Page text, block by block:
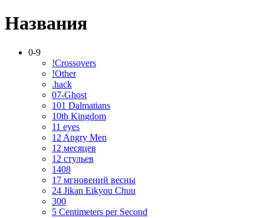
Названия
0-9
!Crossovers
!Other
.hack
07-Ghost
101 Dalmatians
10th Kingdom
11 eyes
12 Angry Men
12 месяцев
12 стульев
1408
17 мгновений весны
24 Jikan Eikyou Chuu
300
5 Centimeters per Second